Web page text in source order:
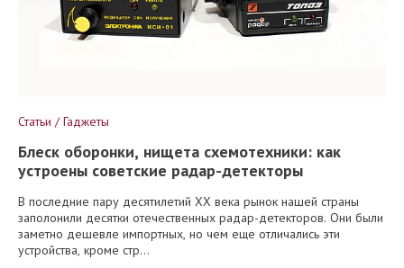
Статьи / Гаджеты
Блеск оборонки, нищета схемотехники: как
устроены советские радар-детекторы
В последние пару десятилетий XX века рынок нашей страны
заполонили десятки отечественных радар-детекторов. Они были
заметно дешевле импортных, но чем еще отличались эти
устройства, кроме стр...